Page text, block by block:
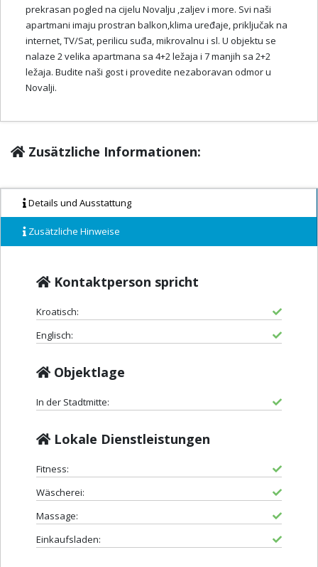
prekrasan pogled na cijelu Novalju ,zaljev i more. Svi naši
apartmani imaju prostran balkon,klima uređaje, priključak na
internet, TV/Sat, perilicu suđa, mikrovalnu i sl. U objektu se
nalaze 2 velika apartmana sa 4+2 ležaja i 7 manjih sa 2+2
ležaja. Budite naši gost i provedite nezaboravan odmor u
Novalji.
Zusätzliche Informationen:
Details und Ausstattung
Zusätzliche Hinweise
Kontaktperson spricht
Kroatisch:
Englisch:
Objektlage
In der Stadtmitte:
Lokale Dienstleistungen
Fitness:
Wäscherei:
Massage:
Einkaufsladen: